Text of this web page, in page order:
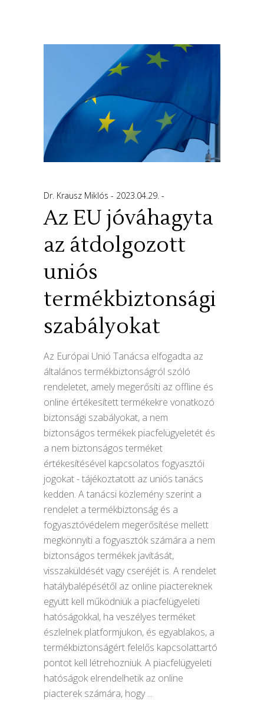
Dr. Krausz Miklós 2023.04.29.
Az EU jóváhagyta
az átdolgozott
uniós
termékbiztonsági
szabályokat
Az Európai Unió Tanácsa elfogadta az
általános termékbiztonságról szóló
rendeletet, amely megerősíti az offline és
online értékesített termékekre vonatkozó
biztonsági szabályokat, a nem
biztonságos termékek piacfelügyeletét és
a nem biztonságos terméket
értékesítésével kapcsolatos fogyasztói
jogokat - tájékoztatott az uniós tanács
kedden. A tanácsi közlemény szerint a
rendelet a termékbiztonság és a
fogyasztóvédelem megerősítése mellett
megkönnyíti a fogyasztók számára a nem
biztonságos termékek javítását,
visszaküldését vagy cseréjét is. A rendelet
hatálybalépésétől az online piactereknek
együtt kell működniük a piacfelügyeleti
hatóságokkal, ha veszélyes terméket
észlelnek platformjukon, és egyablakos, a
termékbiztonságért felelős kapcsolattartó
pontot kell létrehozniuk. A piacfelügyeleti
hatóságok elrendelhetik az online
piacterek számára, hogy